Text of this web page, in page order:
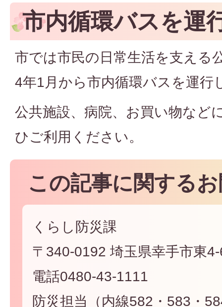
市内循環バスを運
市では市民の日常生活を支える
4年1月から市内循環バスを運行
公共施設、病院、お買い物など
ひご利用ください。
この記事に関する
くらし防災課
〒340-0192 埼玉県幸手市東
電話0480-43-1111
防災担当（内線582・583・